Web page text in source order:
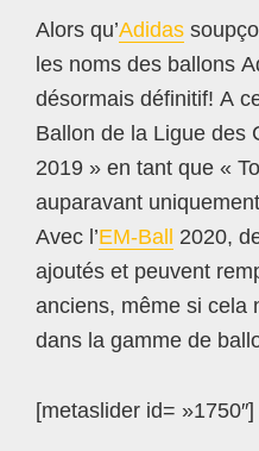
Alors qu’Adidas
les noms des ballons
désormais définitif! A
Ballon de la Ligue des
2019 » en tant que «
auparavant
Avec l’EM-Ball
2020,
ajoutés et peuvent
anciens, même si cela
dans la gamme de
[metaslider id= »1750″]